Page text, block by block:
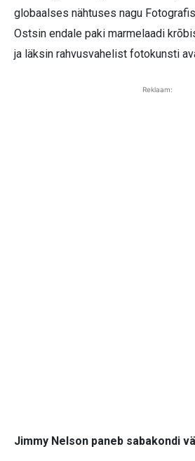
globaalses nähtuses nagu
Ostsin endale paki marmelaadi
ja läksin rahvusvahelist fotokunsti
Reklaam:
Jimmy Nelson paneb sabakondi